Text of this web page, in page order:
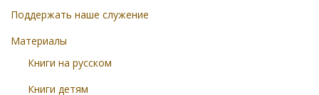
Поддержать наше служение
Материалы
Книги на русском
Книги детям